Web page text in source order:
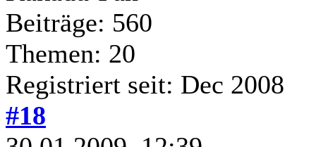
Beiträge: 560
Themen: 20
Registriert seit: Dec 2008
#18